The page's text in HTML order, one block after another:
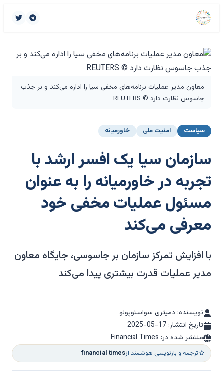
معاون مدیر عملیات برنامه‌های مخفی سیا را اداره می‌کند و بر جذب
جاسوس نظارت دارد © REUTERS
سیاست امنیت ملی خاورمیانه
سازمان سیا یک افسر ارشد با
تجربه در خاورمیانه را به عنوان
مسئول عملیات مخفی خود
معرفی می‌کند
با افزایش تمرکز سازمان بر جاسوسی، جایگاه معاون
مدیر عملیات قدرت بیشتری پیدا می‌کند
نویسنده: دمیتری سواستوپولو
تاریخ انتشار: 2025-05-17
منتشر شده در: Financial Times
ترجمه و بازنویسی هوشمند ازfinancial times